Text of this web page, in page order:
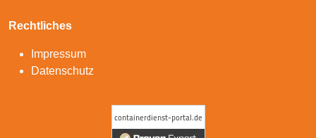
Rechtliches
Impressum
Datenschutz